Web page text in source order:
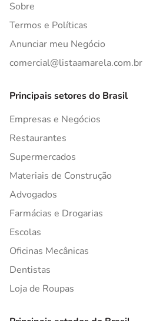
Sobre
Termos e Políticas
Anunciar meu Negócio
comercial@listaamarela.com.br
Principais setores do Brasil
Empresas e Negócios
Restaurantes
Supermercados
Materiais de Construção
Advogados
Farmácias e Drogarias
Escolas
Oficinas Mecânicas
Dentistas
Loja de Roupas